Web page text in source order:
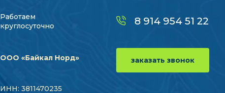
Работаем
круглосуточно
ООО «Байкал Норд»
ИНН: 3811470235
8 914 954 51 22
заказать звонок